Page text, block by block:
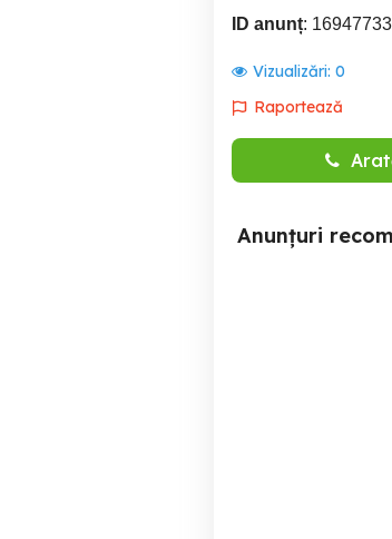
ID anunț:
Vizualizări: 0
Raportează
Anunțuri